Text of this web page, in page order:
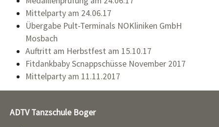
Mittelparty am 24.06.17
Übergabe Pult-Terminals NOKliniken GmbH
Mosbach
Auftritt am Herbstfest am 15.10.17
Fitdankbaby Scnappschüsse November 2017
Mittelparty am 11.11.2017
ADTV Tanzschule Boger